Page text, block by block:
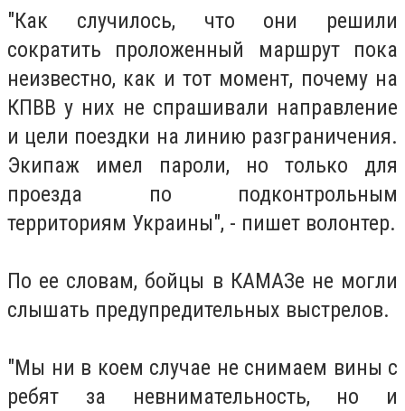
"Как случилось, что они решили
сократить проложенный маршрут пока
неизвестно, как и тот момент, почему на
КПВВ у них не спрашивали направление
и цели поездки на линию разграничения.
Экипаж имел пароли, но только для
проезда по подконтрольным
территориям Украины", - пишет волонтер.
По ее словам, бойцы в КАМАЗе не могли
слышать предупредительных выстрелов.
"Мы ни в коем случае не снимаем вины с
ребят за невнимательность, но и